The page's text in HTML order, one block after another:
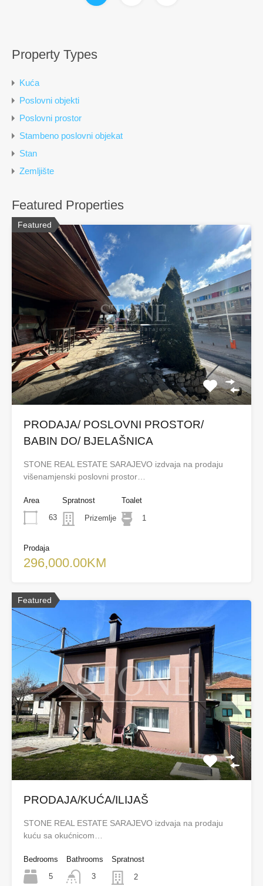
Property Types
Kuća
Poslovni objekti
Poslovni prostor
Stambeno poslovni objekat
Stan
Zemljište
Featured Properties
Featured
PRODAJA/ POSLOVNI PROSTOR/
BABIN DO/ BJELAŠNICA
STONE REAL ESTATE SARAJEVO izdvaja na prodaju
višenamjenski poslovni prostor…
Area
63
Spratnost
Prizemlje
Toalet
1
Prodaja
296,000.00KM
Featured
PRODAJA/KUĆA/ILIJAŠ
STONE REAL ESTATE SARAJEVO izdvaja na prodaju
kuću sa okućnicom…
Bedrooms
5
Bathrooms
3
Spratnost
2